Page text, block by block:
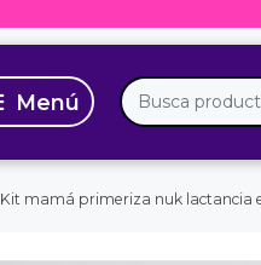
Kit mamá primeriza nuk lactancia